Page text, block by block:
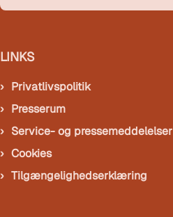
LINKS
Privatlivspolitik
Presserum
Service- og pressemeddelelser
Cookies
Tilgængelighedserklæring